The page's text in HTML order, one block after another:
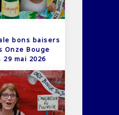
bons baisers
Onze Bouge
mai 2026